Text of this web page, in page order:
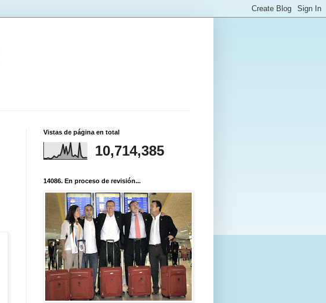
Vistas de página en total
10,714,385
14086. En proceso de revisión...